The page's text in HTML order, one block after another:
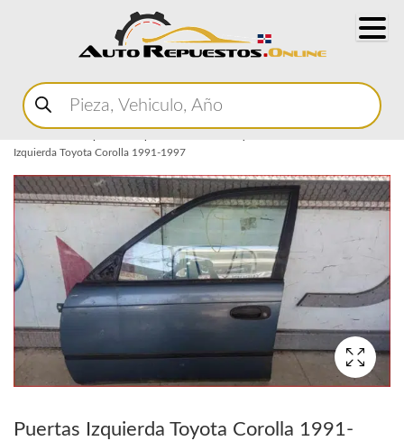
Buscar
productos
Izquierda Toyota Corolla 1991-1997
Puertas Izquierda Toyota Corolla 1991-